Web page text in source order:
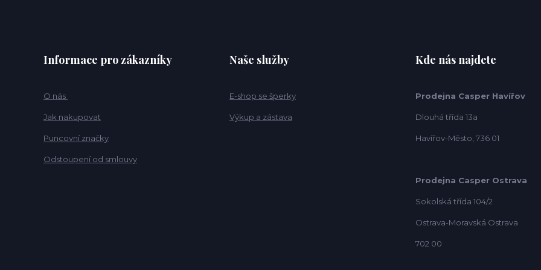
Informace pro zákazníky
O nás
Jak nakupovat
Puncovní značky
Odstoupení od smlouvy
Naše služby
E-shop se šperky
Výkup a zástava
Kde nás najdete
Prodejna Casper Havířov
Dlouhá třída 13a
Havířov-Město, 736 01
Prodejna Casper Ostrava
Sokolská třída 104/2
Ostrava-Moravská Ostrava
702 00